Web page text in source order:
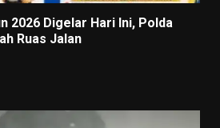
2026 Digelar Hari Ini, Polda
Ruas Jalan